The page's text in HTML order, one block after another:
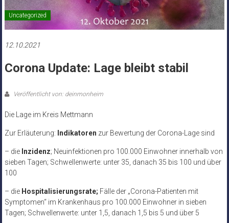
Uncategorized
12.10.2021
Corona Update: Lage bleibt stabil
Veröffentlicht von: deinmonheim
Die Lage im Kreis Mettmann
Zur Erläuterung: Indikatoren zur Bewertung der Corona-Lage sind
– die Inzidenz; Neuinfektionen pro 100.000 Einwohner innerhalb von
sieben Tagen; Schwellenwerte: unter 35, danach 35 bis 100 und über
100
– die Hospitalisierungsrate; Fälle der „Corona-Patienten mit
Symptomen“ im Krankenhaus pro 100.000 Einwohner in sieben
Tagen; Schwellenwerte: unter 1,5, danach 1,5 bis 5 und über 5